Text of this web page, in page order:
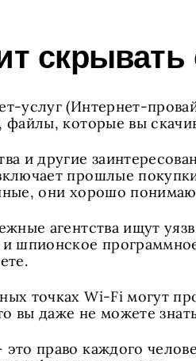
услуг (Интернет-
которые вы
и другие
прошлые
они хорошо
агентства ищут
шпионское
точках Wi-Fi могут
вы даже не можете
право каждого